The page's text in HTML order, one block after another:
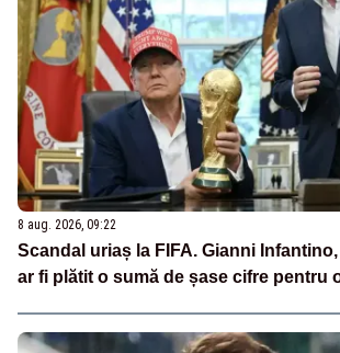
8 aug. 2026, 09:22
Scandal uriaș la FIFA. Gianni
ar fi plătit o sumă de șase cifre pentru